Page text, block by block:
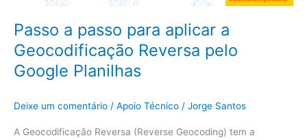
Passo a passo para aplicar a
Geocodificação Reversa pelo
Google Planilhas
Deixe um comentário / Apoio Técnico / Jorge Santos
A Geocodificação Reversa (Reverse Geocoding) tem a
Planilhas